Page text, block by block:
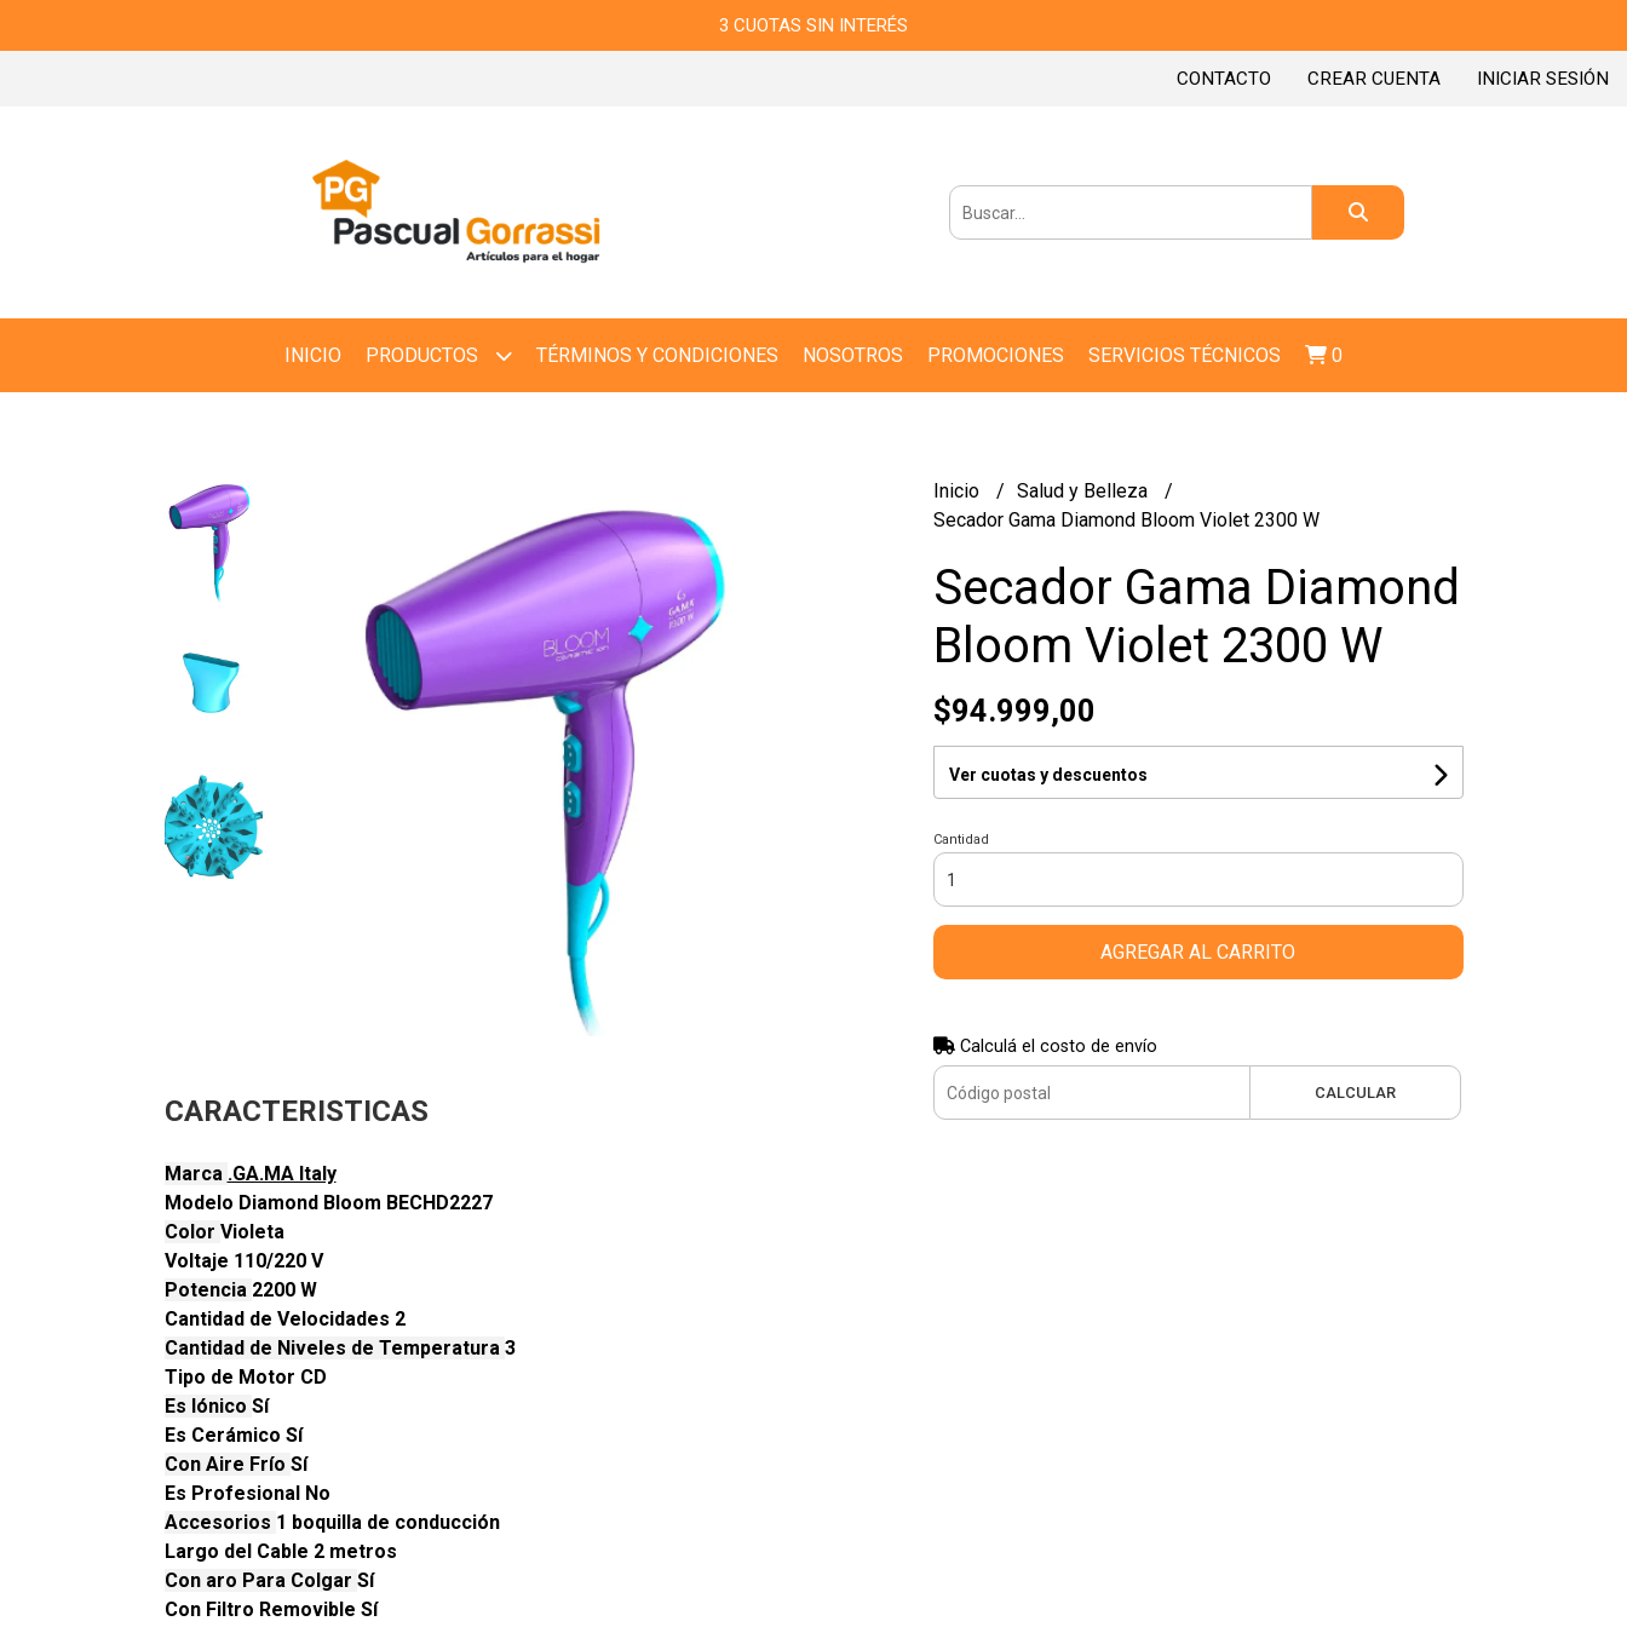
3 CUOTAS SIN INTERÉS
CONTACTO CREAR CUENTA INICIAR SESIÓN
INICIO PRODUCTOS TÉRMINOS Y CONDICIONES NOSOTROS PROMOCIONES SERVICIOS TÉCNICOS 0
CARACTERISTICAS
Marca .GA.MA Italy
Modelo Diamond Bloom BECHD2227
Color Violeta
Voltaje 110/220 V
Potencia 2200 W
Cantidad de Velocidades 2
Cantidad de Niveles de Temperatura 3
Tipo de Motor CD
Es Iónico Sí
Es Cerámico Sí
Con Aire Frío Sí
Es Profesional No
Accesorios 1 boquilla de conducción
Largo del Cable 2 metros
Con aro Para Colgar Sí
Con Filtro Removible Sí
Inicio
Salud y Belleza
Secador Gama Diamond Bloom Violet 2300 W
Secador Gama Diamond
Bloom Violet 2300 W
$94.999,00
Ver cuotas y descuentos
Cantidad
AGREGAR AL CARRITO
Calculá el costo de envío
CALCULAR